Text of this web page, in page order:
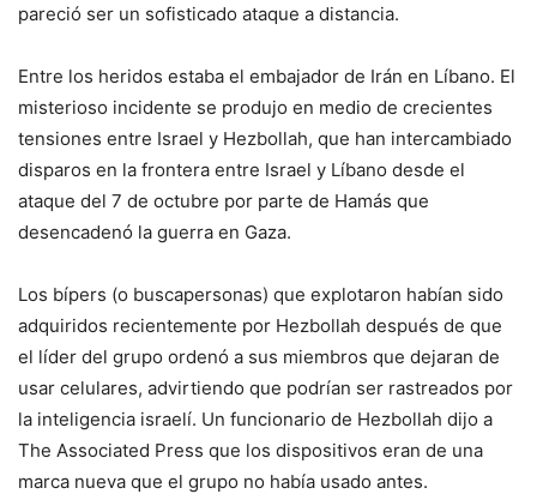
pareció ser un sofisticado ataque a distancia.
Entre los heridos estaba el embajador de Irán en Líbano. El
misterioso incidente se produjo en medio de crecientes
tensiones entre Israel y Hezbollah, que han intercambiado
disparos en la frontera entre Israel y Líbano desde el
ataque del 7 de octubre por parte de Hamás que
desencadenó la guerra en Gaza.
Los bípers (o buscapersonas) que explotaron habían sido
adquiridos recientemente por Hezbollah después de que
el líder del grupo ordenó a sus miembros que dejaran de
usar celulares, advirtiendo que podrían ser rastreados por
la inteligencia israelí. Un funcionario de Hezbollah dijo a
The Associated Press que los dispositivos eran de una
marca nueva que el grupo no había usado antes.